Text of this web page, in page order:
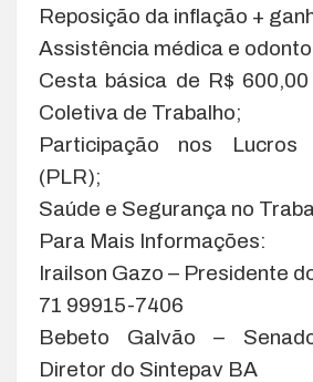
Reposição da inflação +
Assistência médica e
Cesta básica de R$
Coletiva de Trabalho;
Participação nos Lucros
(PLR);
Saúde e Segurança no
Para Mais Informações:
Irailson Gazo – Presidente
71 99915-7406
Bebeto Galvão –
Diretor do Sintepav BA